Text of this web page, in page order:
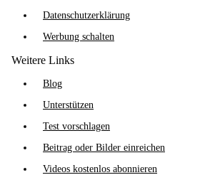
Datenschutzerklärung
Werbung schalten
Weitere Links
Blog
Unterstützen
Test vorschlagen
Beitrag oder Bilder einreichen
Videos kostenlos abonnieren